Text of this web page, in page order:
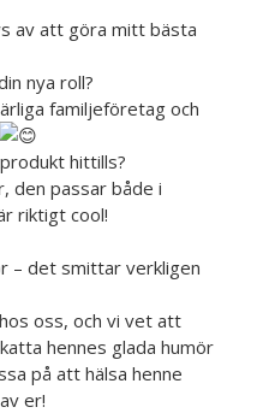
av att göra mitt bästa
nya roll?
familjeföretag och
hittills?
den passar både i
riktigt cool!
– det smittar verkligen
oss, och vi vet att
hennes glada humör
på att hälsa henne
er!